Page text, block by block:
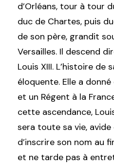
d’Orléans, tour à tour
duc de Chartes, puis
de son père, grandit
Versailles. Il descend
Louis XIII. L’histoire de
éloquente. Elle a
et un Régent à la
cette ascendance,
sera toute sa vie,
d’inscrire son nom au
et ne tarde pas à